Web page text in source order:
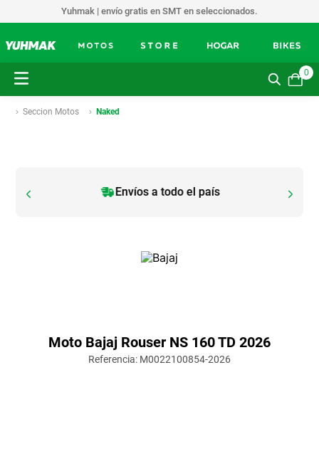
Yuhmak | envío gratis en SMT en seleccionados.
0
Seccion Motos Naked
Envíos a todo el país
Moto Bajaj Rouser NS 160 TD 2026
Referencia: M0022100854-2026